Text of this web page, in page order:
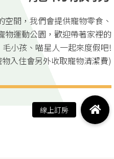
間，我們會提供寵物零食、
物運動公園，歡迎帶著家裡的
毛小孩、喵星人一起來度假吧!
入住會另外收取寵物清潔費)